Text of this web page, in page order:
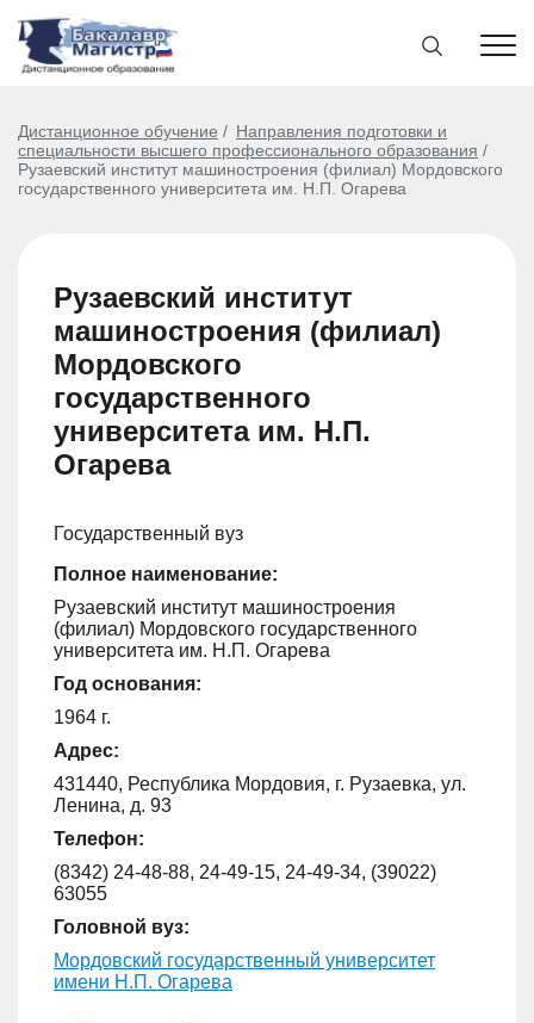
Дистанционное обучение
Направления подготовки и
специальности высшего профессионального образования
Рузаевский институт машиностроения (филиал) Мордовского
государственного университета им. Н.П. Огарева
Рузаевский институт
машиностроения (филиал)
Мордовского
государственного
университета им. Н.П.
Огарева
Государственный вуз
Полное наименование:
Рузаевский институт машиностроения
(филиал) Мордовского государственного
университета им. Н.П. Огарева
Год основания:
1964 г.
Адрес:
431440, Республика Мордовия, г. Рузаевка, ул.
Ленина, д. 93
Телефон:
(8342) 24-48-88, 24-49-15, 24-49-34, (39022)
63055
Головной вуз:
Мордовский государственный университет
имени Н.П. Огарева